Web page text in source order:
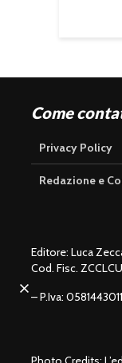
u
a
d
%
Come
Privacy Policy
Redazione e
Editore: Luca
Cod. Fisc.
– P.Iva: